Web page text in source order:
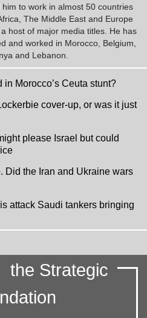
him to work in almost 50 countries
The Middle East and Europe
host of major media titles. He has
and worked in Morocco, Belgium,
and Lebanon.
in Morocco’s Ceuta stunt?
cover-up, or was it just
please Israel but could
Did the Iran and Ukraine wars
attack Saudi tankers bringing
the Strategic